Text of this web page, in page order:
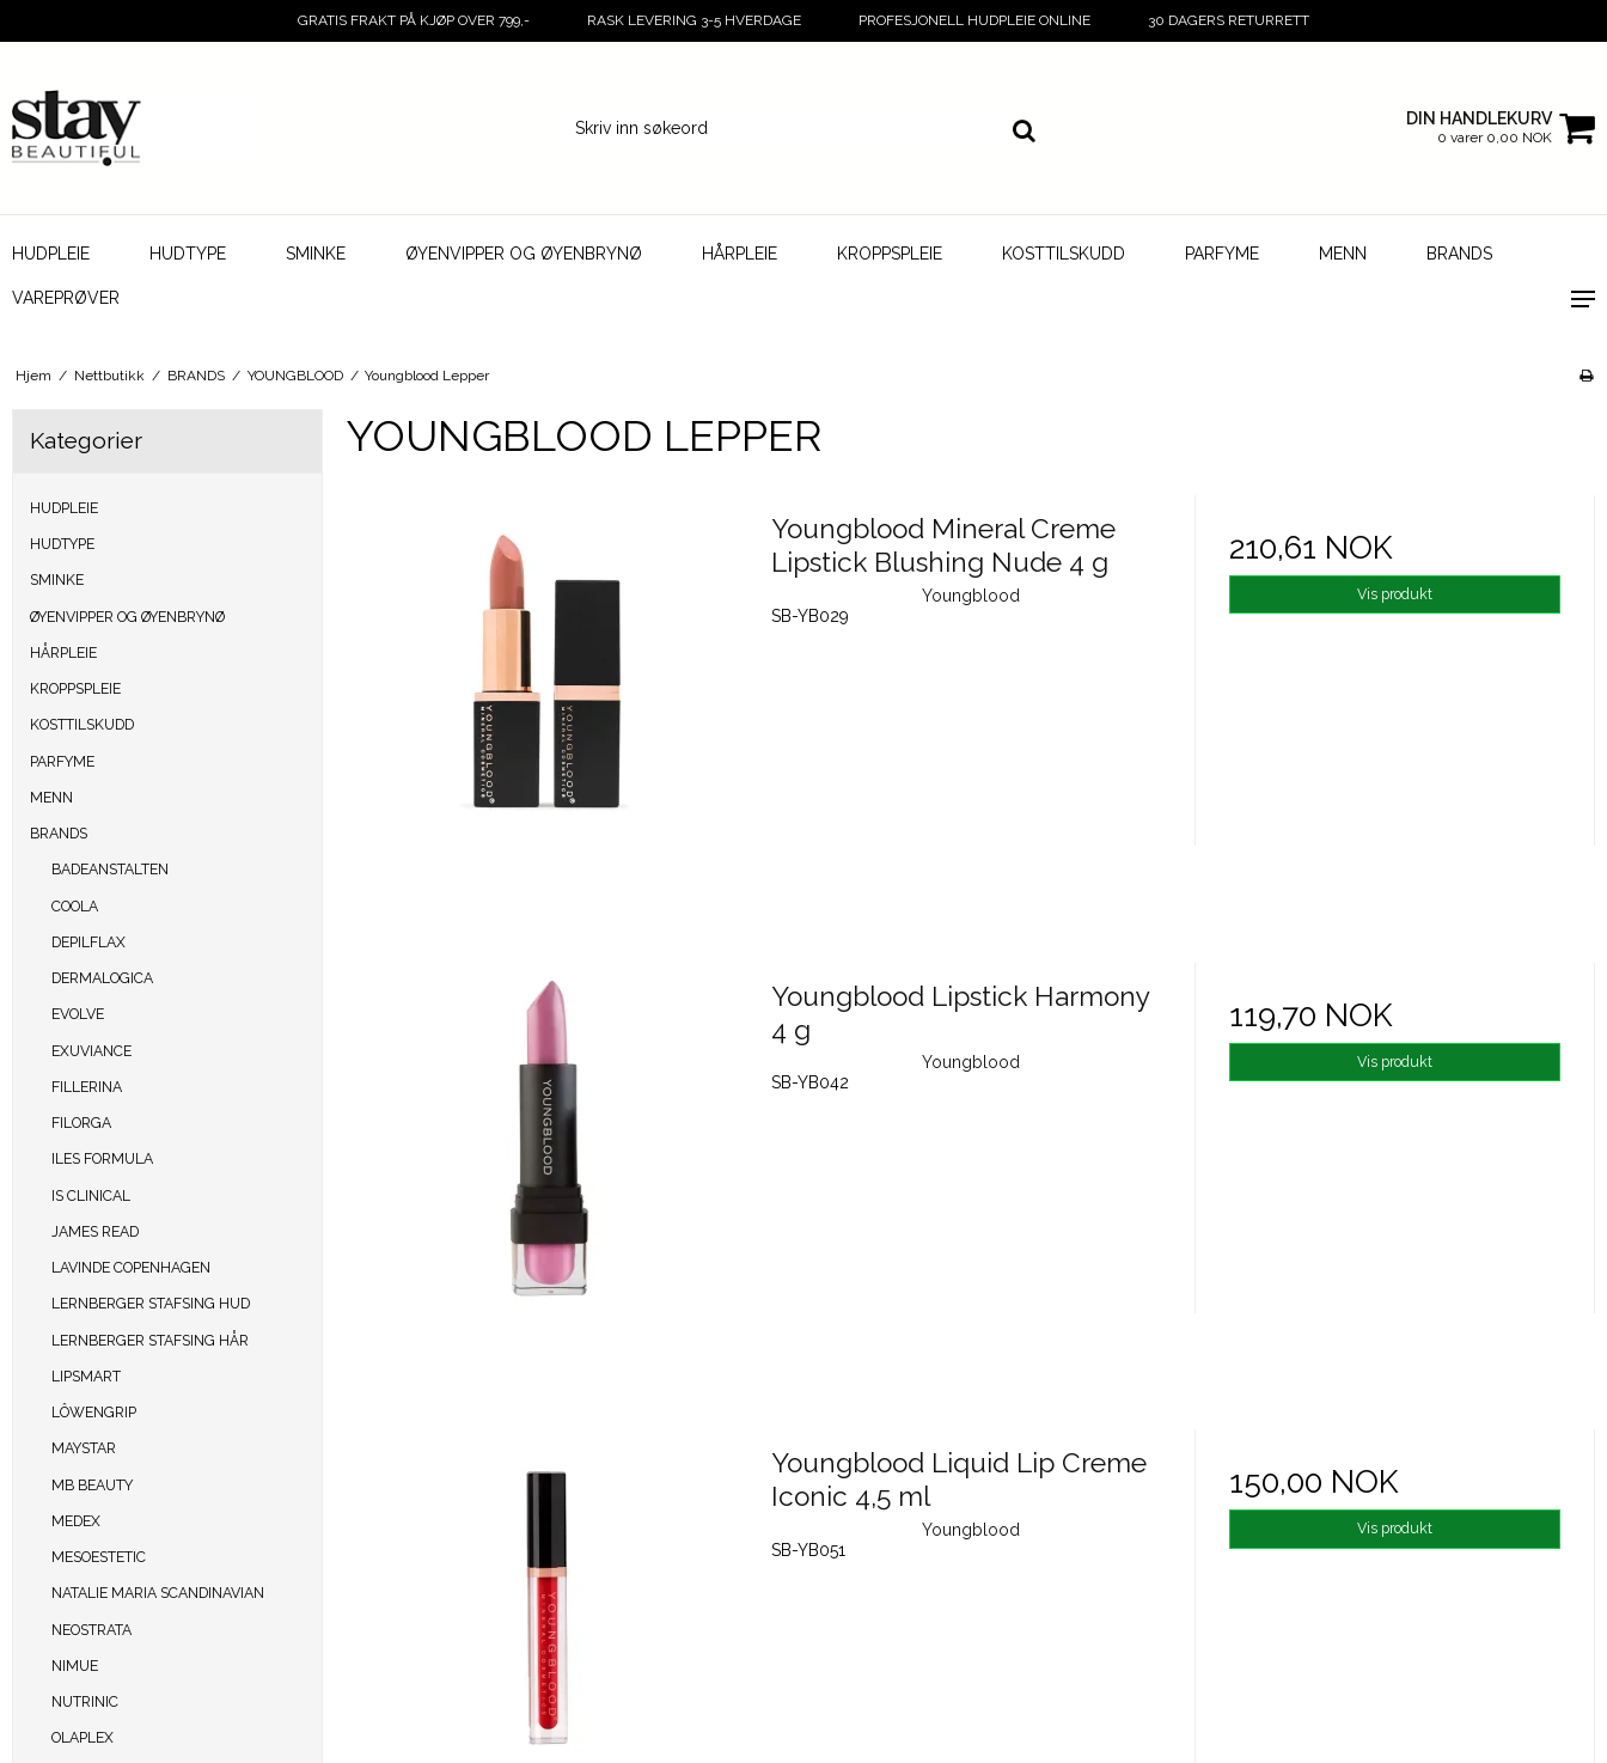
GRATIS FRAKT PÅ KJØP OVER 799,- RASK LEVERING 3-5 HVERDAGE PROFESJONELL HUDPLEIE ONLINE 30 DAGERS RETURRETT
DIN HANDLEKURV
0 varer 0,00 NOK
HUDPLEIE HUDTYPE SMINKE ØYENVIPPER OG ØYENBRYNØ HÅRPLEIE KROPPSPLEIE KOSTTILSKUDD PARFYME MENN BRANDS
VAREPRØVER
Hjem / Nettbutikk / BRANDS / YOUNGBLOOD / Youngblood Lepper
Kategorier
HUDPLEIE
HUDTYPE
SMINKE
ØYENVIPPER OG ØYENBRYNØ
HÅRPLEIE
KROPPSPLEIE
KOSTTILSKUDD
PARFYME
MENN
BRANDS
BADEANSTALTEN
COOLA
DEPILFLAX
DERMALOGICA
EVOLVE
EXUVIANCE
FILLERINA
FILORGA
ILES FORMULA
IS CLINICAL
JAMES READ
LAVINDE COPENHAGEN
LERNBERGER STAFSING HUD
LERNBERGER STAFSING HÅR
LIPSMART
LÔWENGRIP
MAYSTAR
MB BEAUTY
MEDEX
MESOESTETIC
NATALIE MARIA SCANDINAVIAN
NEOSTRATA
NIMUE
NUTRINIC
OLAPLEX
YOUNGBLOOD LEPPER
Youngblood Mineral Creme
Lipstick Blushing Nude 4 g
Youngblood
SB-YB029
210,61 NOK
Vis produkt
Youngblood Lipstick Harmony
4 g
Youngblood
SB-YB042
119,70 NOK
Vis produkt
Youngblood Liquid Lip Creme
Iconic 4,5 ml
Youngblood
SB-YB051
150,00 NOK
Vis produkt